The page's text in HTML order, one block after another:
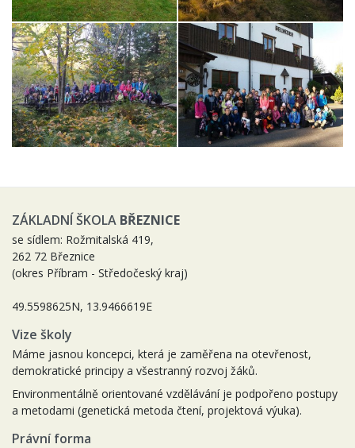
ZÁKLADNÍ ŠKOLA BŘEZNICE
se sídlem: Rožmitalská 419,
262 72 Březnice
(okres Příbram - Středočeský kraj)
49.5598625N, 13.9466619E
Vize školy
Máme jasnou koncepci, která je zaměřena na otevřenost,
demokratické principy a všestranný rozvoj žáků.
Environmentálně orientované vzdělávání je podpořeno postupy
a metodami (genetická metoda čtení, projektová výuka).
Právní forma